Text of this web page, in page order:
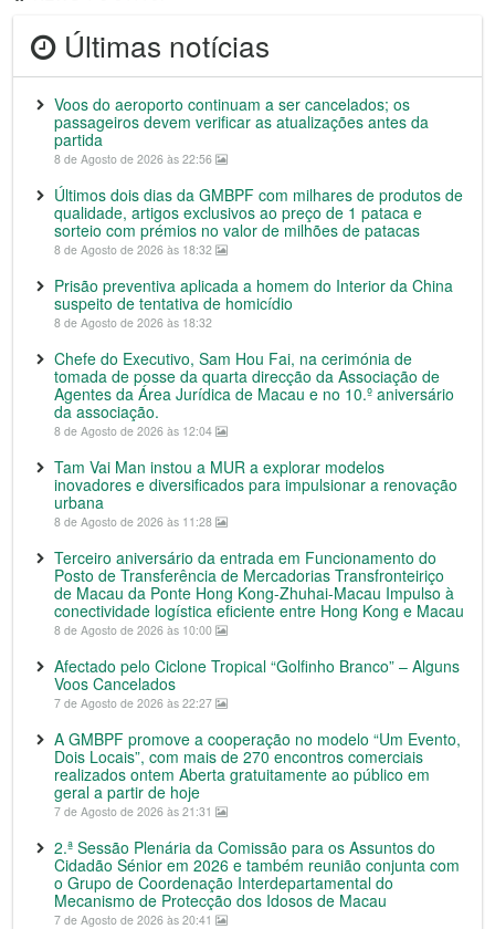
Últimas notícias
Voos do aeroporto continuam a ser cancelados; os
passageiros devem verificar as atualizações antes da
partida
8 de Agosto de 2026 às 22:56
Últimos dois dias da GMBPF com milhares de produtos de
qualidade, artigos exclusivos ao preço de 1 pataca e
sorteio com prémios no valor de milhões de patacas
8 de Agosto de 2026 às 18:32
Prisão preventiva aplicada a homem do Interior da China
suspeito de tentativa de homicídio
8 de Agosto de 2026 às 18:32
Chefe do Executivo, Sam Hou Fai, na cerimónia de
tomada de posse da quarta direcção da Associação de
Agentes da Área Jurídica de Macau e no 10.º aniversário
da associação.
8 de Agosto de 2026 às 12:04
Tam Vai Man instou a MUR a explorar modelos
inovadores e diversificados para impulsionar a renovação
urbana
8 de Agosto de 2026 às 11:28
Terceiro aniversário da entrada em Funcionamento do
Posto de Transferência de Mercadorias Transfronteiriço
de Macau da Ponte Hong Kong-Zhuhai-Macau Impulso à
conectividade logística eficiente entre Hong Kong e Macau
8 de Agosto de 2026 às 10:00
Afectado pelo Ciclone Tropical “Golfinho Branco” – Alguns
Voos Cancelados
7 de Agosto de 2026 às 22:27
A GMBPF promove a cooperação no modelo “Um Evento,
Dois Locais”, com mais de 270 encontros comerciais
realizados ontem Aberta gratuitamente ao público em
geral a partir de hoje
7 de Agosto de 2026 às 21:31
2.ª Sessão Plenária da Comissão para os Assuntos do
Cidadão Sénior em 2026 e também reunião conjunta com
o Grupo de Coordenação Interdepartamental do
Mecanismo de Protecção dos Idosos de Macau
7 de Agosto de 2026 às 20:41